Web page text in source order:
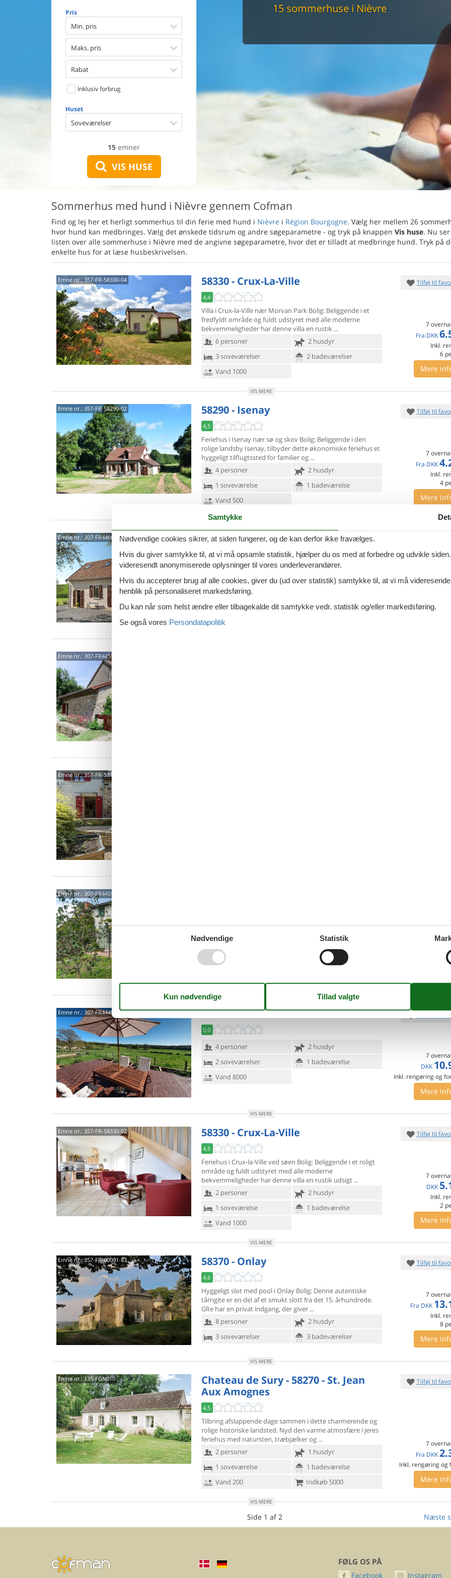
Pris
Min. pris
Maks. pris
Rabat
Inklusiv forbrug
Huset
Soveværelser
15 emner
VIS HUSE
Aircondition
Ladestander til elbil
15 sommerhuse i Nièvre
Sommerhus med hund i Nièvre gennem Cofman
Find og lej her et herligt sommerhus til din ferie med hund i Nièvre i Région Bourgogne. Vælg her mellem 26
hvor hund kan medbringes. Vælg det ønskede tidsrum og andre søgeparametre - og tryk på knappen Vis huse. Nu
listen over alle sommerhuse i Nièvre med de angivne søgeparametre, hvor det er tilladt at medbringe hund. Tryk på
enkelte hus for at læse husbeskrivelsen.
Emne nr.: 357-FR-58330-04 58330 - Crux-La-Ville
4,4
Villa i Crux-la-Ville nær Morvan Park Bolig: Beliggende i et
fredfyldt områdeog fuldt udstyret med alle moderne
bekvemmeligheder har denne villa en rustik
6 personer
2 husdyr
3 soveværelser
2 badeværelser
Vand 1000
Tilføj til
7
Fra DKK
Inkl.
6
Mere
VIS MERE
Emne nr.: 357-FR-58290-02 58290 - Isenay
4,5
Feriehus i Isenay nær sø og skov Bolig: Beliggende i den
rolige landsby Isenay, tilbyder dette økonomiske feriehus et
hyggeligt tilflugtssted for familier og
4 personer
2 husdyr
1 soveværelse
1 badeværelse
Vand 500
Tilføj til
7
Fra DKK
Inkl.
4
Mere
Emne nr.:307-FR4466.604.1 58250 - Ternant
4,6
6 personer
3 soveværelser
1 badeværelse
Vand 7000
7
Emne nr.: 307-FR4459.603.1
Emne nr.:357-FR-58110-33
Emne nr.: 307-FR4459.604.1
4 personer
2 husdyr
2 soveværelser
1 badeværelse
Vand 18000
7
Inkl. rengøring og
Emne nr.: 307-FR4449.601.1 58330 - Crux La Ville
0,0
4 personer
2 husdyr
2 soveværelser
1 badeværelse
Vand 8000
7
DKK
Inkl. rengøring og
Mere
VIS MERE
Emne nr.: 357-FR-58330-02 58330 - Crux-La-Ville
4,5
Feriehus i Crux-la-Ville ved søen Bolig: Beliggende i et roligt
område ogfuldt udstyret med alle moderne
bekvemmeligheder har denne villa en rustik udsigt
2 personer
2 husdyr
1 soveværelse
1 badeværelse
Vand 1000
Tilføj til
7
DKK
Inkl.
2
Mere
VIS MERE
Emne nr.:357-FR-00001-83 58370 - Onlay
4,6
Hyggeligt slot med pool i Onlay Bolig: Denne autentiske
tårngite er en del afet smukt slott fra det 15. århundrede.
Gîte har en privat indgang, der giver
8 personer
2 husdyr
3 soveværelser
3 badeværelser
Tilføj til
7
Fra DKK
Inkl.
8
Mere
VIS MERE
Emne nr.:135-FGN010
Chateau de Sury - 58270 - St. Jean
Aux Amognes
4,5
Tilbring afslappende dage sammen i dette charmerende og
rolige historiske landsted. Nyd den varme atmosfære i jeres
feriehus med natursten, træbjælker og
2 personer
1 husdyr
1 soveværelse
1 badeværelse
Vand 200
Indkøb 5000
Tilføj til
7
Fra DKK
Inkl. rengøring og
Mere
VIS MERE
Side 1 af 2 Næste
FØLG OS PÅ
Facebook Instagram
Samtykke
Nødvendige cookies sikrer, at siden fungerer, og de kan derfor ikke fravælges.
Hvis du giver samtykke til, at vi må opsamle statistik, hjælper du os med at forbedre og udvikle
videresendt anonymiserede oplysninger til vores underleverandører.
Hvis du accepterer brug af alle cookies, giver du (ud over statistik) samtykke til, at vi må
henblik på personaliseret markedsføring.
Du kan når som helst ændre eller tilbagekalde dit samtykke vedr. statistik og/eller markedsføring.
Se også vores Persondatapolitik
Nødvendige Statistik